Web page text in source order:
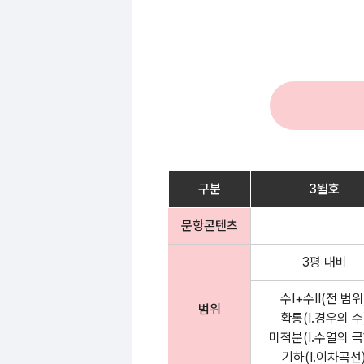
구분 3월호
문항콘텐츠
범위
3평 대비
수Ⅰ+수Ⅱ(전 범
확통(Ⅰ.경우의
미적분(Ⅰ.수열의
기하(Ⅰ.이차곡